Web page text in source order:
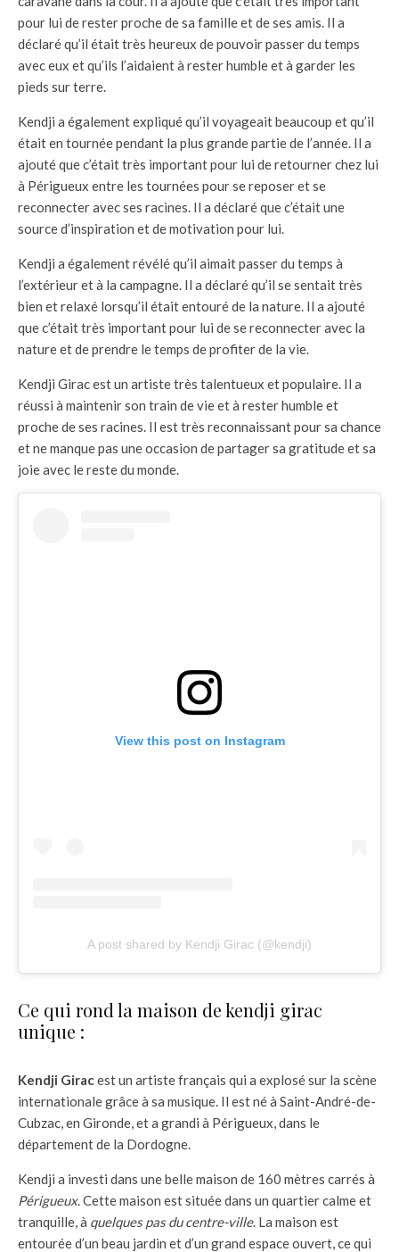
pour lui de rester proche de sa famille et de ses amis. Il a
déclaré qu’il était très heureux de pouvoir passer du temps
avec eux et qu’ils l’aidaient à rester humble et à garder les
pieds sur terre.
Kendji a également expliqué qu’il voyageait beaucoup et qu’il
était en tournée pendant la plus grande partie de l’année. Il a
ajouté que c’était très important pour lui de retourner chez lui
à Périgueux entre les tournées pour se reposer et se
reconnecter avec ses racines. Il a déclaré que c’était une
source d’inspiration et de motivation pour lui.
Kendji a également révélé qu’il aimait passer du temps à
l’extérieur et à la campagne. Il a déclaré qu’il se sentait très
bien et relaxé lorsqu’il était entouré de la nature. Il a ajouté
que c’était très important pour lui de se reconnecter avec la
nature et de prendre le temps de profiter de la vie.
Kendji Girac est un artiste très talentueux et populaire. Il a
réussi à maintenir son train de vie et à rester humble et
proche de ses racines. Il est très reconnaissant pour sa chance
et ne manque pas une occasion de partager sa gratitude et sa
joie avec le reste du monde.
View this post on Instagram
A post shared by Kendji Girac (@kendji)
Ce qui rond la maison de kendji girac
unique :
Kendji Giracest un artiste français qui a explosé sur la scène
internationale grâce à sa musique. Il est né à Saint-André-de-
Cubzac, en Gironde, et a grandi à Périgueux, dans le
département de la Dordogne.
Kendji a investi dans une belle maison de 160 mètres carrés à
Périgueux. Cette maison est située dans un quartier calme et
tranquille, à quelques pas du centre-ville. La maison est
entourée d’un beau jardin et d’un grand espace ouvert, ce qui